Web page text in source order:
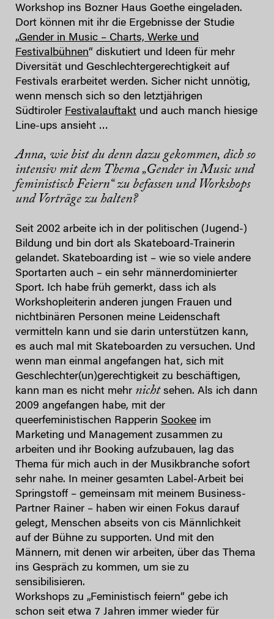
Workshop ins Bozner Haus Goethe eingeladen.
Dort können mit ihr die Ergebnisse der Studie
„Gender in Music – Charts, Werke und
Festivalbühnen“ diskutiert und Ideen für mehr
Diversität und Geschlechtergerechtigkeit auf
Festivals erarbeitet werden. Sicher nicht unnötig,
wenn mensch sich so den letztjährigen
Südtiroler Festivalauftakt und auch manch hiesige
Line-ups ansieht …
Anna, wie bist du denn dazu gekommen, dich so
intensiv mit dem Thema „Gender in Music und
feministisch Feiern“ zu befassen und Workshops
und Vorträge zu halten?
Seit 2002 arbeite ich in der politischen (Jugend-)
Bildung und bin dort als Skateboard-Trainerin
gelandet. Skateboarding ist – wie so viele andere
Sportarten auch – ein sehr männerdominierter
Sport. Ich habe früh gemerkt, dass ich als
Workshopleiterin anderen jungen Frauen und
nichtbinären Personen meine Leidenschaft
vermitteln kann und sie darin unterstützen kann,
es auch mal mit Skateboarden zu versuchen. Und
wenn man einmal angefangen hat, sich mit
Geschlechter(un)gerechtigkeit zu beschäftigen,
kann man es nicht mehr nichtsehen. Als ich dann
2009 angefangen habe, mit der
queerfeministischen Rapperin Sookee im
Marketing und Management zusammen zu
arbeiten und ihr Booking aufzubauen, lag das
Thema für mich auch in der Musikbranche sofort
sehr nahe. In meiner gesamten Label-Arbeit bei
Springstoff – gemeinsam mit meinem Business-
Partner Rainer – haben wir einen Fokus darauf
gelegt, Menschen abseits von cis Männlichkeit
auf der Bühne zu supporten. Und mit den
Männern, mit denen wir arbeiten, über das Thema
ins Gespräch zu kommen, um sie zu
sensibilisieren.
Workshops zu „Feministisch feiern“ gebe ich
schon seit etwa 7 Jahren immer wieder für